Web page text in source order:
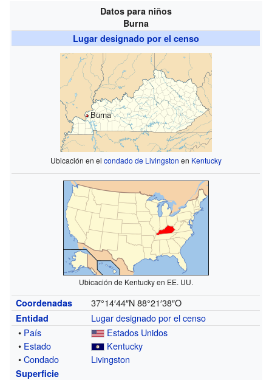
Datos para niños
Burna
Lugar designado por el censo
Burna
Ubicación en el condado de Livingston en Kentucky
Ubicación de Kentucky en EE. UU.
Coordenadas 37°14′44″N 88°21′38″O
Entidad
Lugar designado por el censo
• País
Estados Unidos
• Estado
Kentucky
•Condado Livingston
Superficie